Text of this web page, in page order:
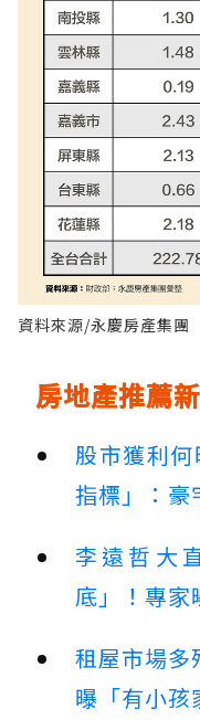
資料來源/永慶房產集團
房地產推薦
股市獲利
指標」：豪
李遠哲大
底」！專家
租屋市場多
曝「有小孩